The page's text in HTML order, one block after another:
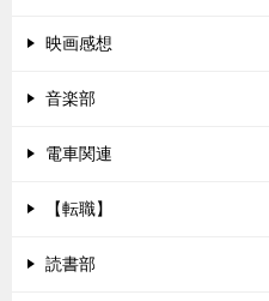
映画感想
音楽部
電車関連
【転職】
読書部